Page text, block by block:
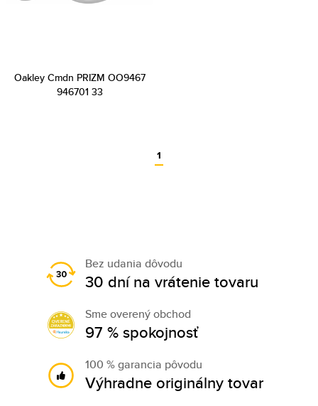
Oakley Cmdn PRIZM OO9467
946701 33
1
Bez udania dôvodu
30 dní na vrátenie tovaru
Sme overený obchod
97 % spokojnosť
100 % garancia pôvodu
Výhradne originálny tovar